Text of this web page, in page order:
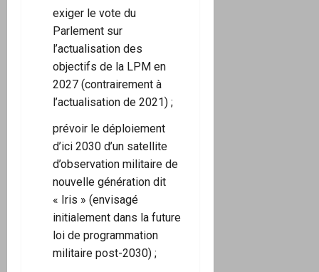
exiger le vote du
Parlement sur
l’actualisation des
objectifs de la LPM en
2027 (contrairement à
l’actualisation de 2021) ;
prévoir le déploiement
d’ici 2030 d’un satellite
d’observation militaire de
nouvelle génération dit
« Iris » (envisagé
initialement dans la future
loi de programmation
militaire post-2030) ;